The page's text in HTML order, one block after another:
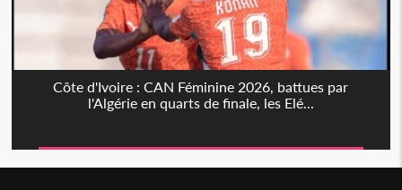
Côte d'Ivoire : CAN Féminine 2026, battues par
l'Algérie en quarts de finale, les Elé...